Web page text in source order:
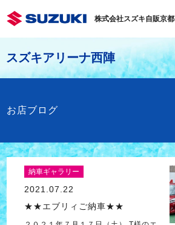
株式会社スズキ自販京都
スズキアリーナ西陣
お店ブログ
納車ギャラリー
2021.07.22
★★エブリィご納車★★